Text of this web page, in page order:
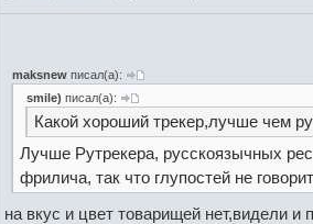
maksnewписал(а):
smile) писал(а):
Какой хороший трекер,лучше чем
Лучше Рутрекера, русскоязычных
фрилича, так что глупостей не
на вкус и цвет товарищей нет,видели и